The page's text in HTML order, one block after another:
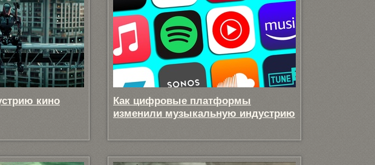
кино
Как цифровые платформы
изменили музыкальную индустрию